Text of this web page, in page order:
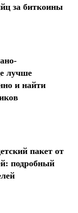
за биткоины
лучше
и найти
пакет от
подробный